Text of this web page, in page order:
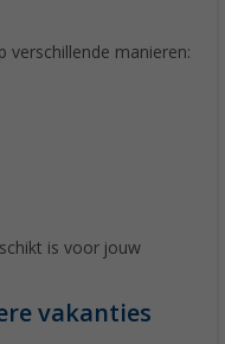
verschillende manieren:
is voor jouw
vakanties